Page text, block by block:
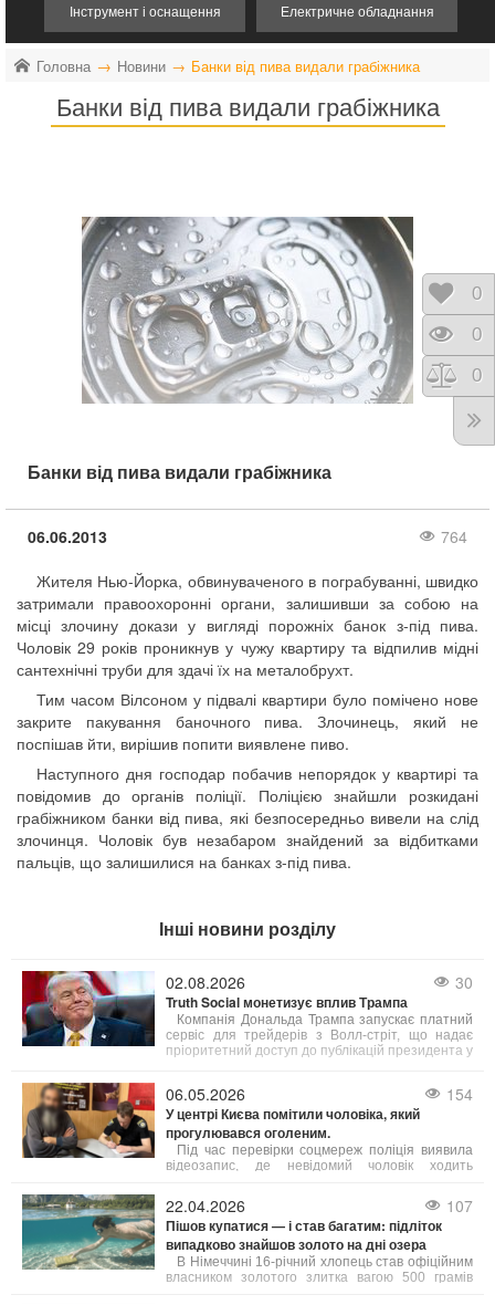
Інструмент і оснащення Електричне обладнання
Головна Новини Банки від пива видали грабіжника
Банки від пива видали грабіжника
Банки від пива видали грабіжника
06.06.2013
764
Жителя Нью-Йорка, обвинуваченого в пограбуванні, швидко
затримали правоохоронні органи, залишивши за собою на
місці злочину докази у вигляді порожніх банок з-під пива.
Чоловік 29 років проникнув у чужу квартиру та відпилив мідні
сантехнічні труби для здачі їх на металобрухт.
Тим часом Вілсоном у підвалі квартири було помічено нове
закрите пакування баночного пива. Злочинець, який не
поспішав йти, вирішив попити виявлене пиво.
Наступного дня господар побачив непорядок у квартирі та
повідомив до органів поліції. Поліцією знайшли розкидані
грабіжником банки від пива, які безпосередньо вивели на слід
злочинця. Чоловік був незабаром знайдений за відбитками
пальців, що залишилися на банках з-під пива.
Інші новини розділу
02.08.2026 30
Truth Social монетизує вплив Трампа
Компанія Дональда Трампа запускає платний
сервіс для трейдерів з Волл-стріт, що надає
пріоритетний доступ до публікацій президента у
06.05.2026 154
У центрі Києва помітили чоловіка, який
прогулювався оголеним.
Під час перевірки соцмереж поліція виявила
відеозапис, де невідомий чоловік ходить
встановили. На нього склали адміністративний
протокол за ст. 173 КУпАП – дрібне хуліганство.
22.04.2026 107
Пішов купатися — і став багатим: підліток
випадково знайшов золото на дні озера
В Німеччині 16-річний хлопець став офіційним
власником золотого злитка вагою 500 грамів
0
0
0